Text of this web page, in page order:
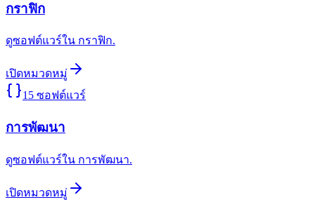
กราฟิก
ดูซอฟต์แวร์ใน กราฟิก.
เปิดหมวดหมู่
15 ซอฟต์แวร์
การพัฒนา
ดูซอฟต์แวร์ใน การพัฒนา.
เปิดหมวดหมู่